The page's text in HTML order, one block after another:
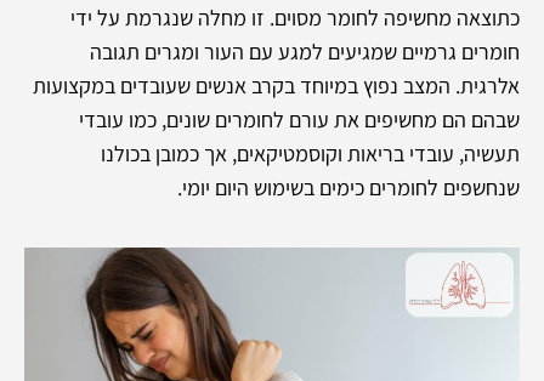
כתוצאה מחשיפה לחומר מסוים. זו מחלה שנגרמת על ידי
חומרים גרמיים שמגיעים למגע עם העור ומגרים תגובה
אלרגית. המצב נפוץ במיוחד בקרב אנשים שעובדים במקצועות
שבהם הם מחשיפים את עורם לחומרים שונים, כמו עובדי
תעשיה, עובדי בריאות וקוסמטיקאים, אך כמובן בכולנו
שנחשפים לחומרים כימים בשימוש היום יומי.